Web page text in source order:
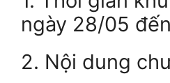
ngày 28/05
2. Nội dung